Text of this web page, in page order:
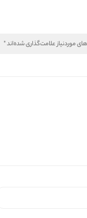
موردنیاز علامت‌گذاری شده‌اند*